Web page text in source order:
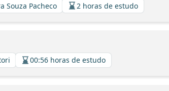
Souza Pacheco 2 horas de estudo
00:56 horas de estudo